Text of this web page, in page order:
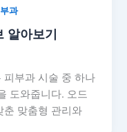
과
알아보기
피부과 시술 중 하나
도와줍니다. 오드
춘 맞춤형 관리와